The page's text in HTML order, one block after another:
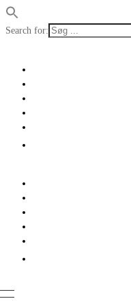
Search for: